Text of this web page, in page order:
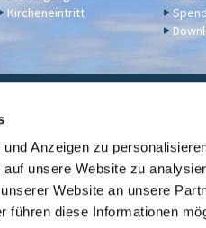
Anzeigen zu
unsere Website zu
Website an unsere
führen diese Informationen
Kircheneintritt
Bank (Bank für Kirche und Diakonie),
Kontaktinformationenev.